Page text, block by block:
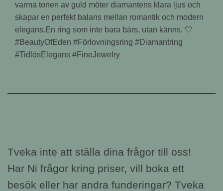
varma tonen av guld möter diamantens klara ljus och
skapar en perfekt balans mellan romantik och modern
elegans.En ring som inte bara bärs, utan känns. 🤍
#BeautyOfEden #Förlovningsring #Diamantring
#TidlösElegans #FineJewelry
Tveka inte att ställa dina frågor till oss!
Har Ni frågor kring priser, vill boka ett
besök eller har andra funderingar? Tveka